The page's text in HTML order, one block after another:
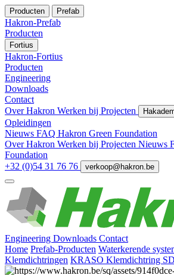
Producten Prefab
Hakron-Prefab
Producten
Fortius
Hakron-Fortius
Producten
Engineering
Downloads
Contact
Over Hakron Werken bij Projecten
Opleidingen
Nieuws FAQ Hakron Green Foundation
Over Hakron Werken bij Projecten Nieuws
Foundation
+32 (0)54 31 76 76
verkoop@hakron.be
Engineering Downloads Contact
Home Prefab-Producten Waterkerende
Klemdichtringen KRASO Klemdichtring